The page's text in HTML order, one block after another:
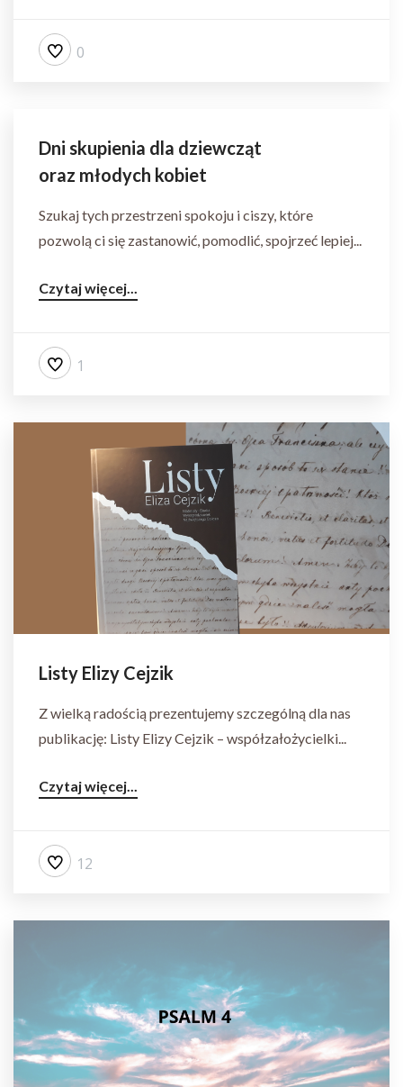
0
Dni skupienia dla dziewcząt
oraz młodych kobiet
Szukaj tych przestrzeni spokoju i ciszy, które
pozwolą ci się zastanowić, pomodlić, spojrzeć lepiej...
Czytaj więcej...
1
Listy Elizy Cejzik
Z wielką radością prezentujemy szczególną dla nas
publikację: Listy Elizy Cejzik – współzałożycielki...
Czytaj więcej...
12